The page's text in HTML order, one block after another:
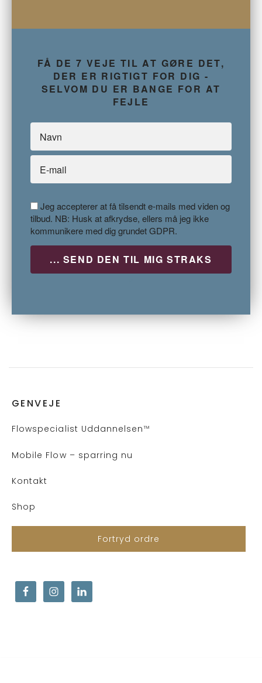
FÅ DE 7 VEJE TIL AT GØRE DET,
DER ER RIGTIGT FOR DIG -
SELVOM DU ER BANGE FOR AT
FEJLE
Jeg accepterer at få tilsendt e-mails med viden og
tilbud. NB: Husk at afkrydse, ellers må jeg ikke
kommunikere med dig grundet GDPR.
GENVEJE
Flowspecialist Uddannelsen™
Mobile Flow – sparring nu
Kontakt
Shop
Fortryd ordre